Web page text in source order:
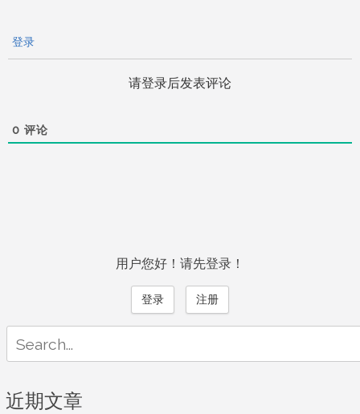
登录
请登录后发表评论
0 评论
用户您好！请先登录！
登录 注册
for:
近期文章